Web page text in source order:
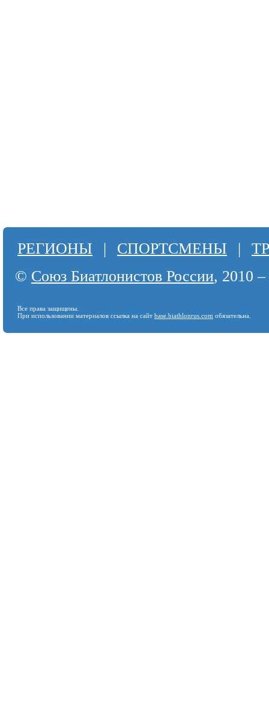
РЕГИОНЫ | СПОРТСМЕНЫ |
© Союз Биатлонистов России, 2010
Все права защищены.
При использовании материалов ссылка на сайт base.biathlonrus.com обязательна.